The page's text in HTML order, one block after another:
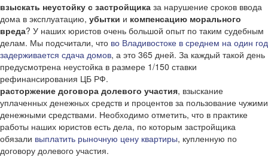
взыскать неустойку с застройщика за нарушение сроков ввода
дома в эксплуатацию, убытки и компенсацию морального
вреда? У наших юристов очень большой опыт по таким судебным
делам. Мы подсчитали, что во Владивостоке в среднем на один год
задерживается сдача домов, а это 365 дней. За каждый такой день
предусмотрена неустойка в размере 1/150 ставки
рефинансирования ЦБ РФ.
расторжение договора долевого участия, взыскание
уплаченных денежных средств и процентов за пользование чужими
денежными средствами. Необходимо отметить, что в практике
работы наших юристов есть дела, по которым застройщика
обязали выплатить рыночную цену квартиры, купленную по
договору долевого участия.